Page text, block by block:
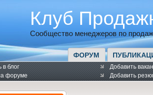
Клуб
Сообщество менеджеров по
ФОРУМ
в блог
форуме
Добавить
Добавить